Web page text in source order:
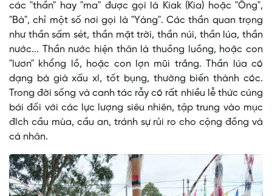
các "thần" hay "ma" được gọi là Kiak (Kia) hoặc "Ông",
"Bà", chỉ một số nơi gọi là "Yàng". Các thần quan trọng
như thần sấm sét, thần mặt trời, thần núi, thần lúa, thần
nước... Thần nước hiện thân là thuồng luồng, hoặc con
"lươn" khổng lồ, hoặc con lợn mũi trắng. Thần lúa có
dạng bà già xấu xí, tốt bụng, thường biến thành cóc.
Trong đời sống và canh tác rẫy có rất nhiều lễ thức cúng
bái đối với các lực lượng siêu nhiên, tập trung vào mục
đích cầu mùa, cầu an, tránh sự rủi ro cho cộng đồng và
cá nhân.